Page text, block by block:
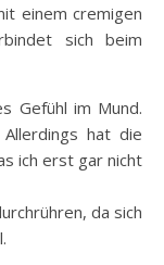
einem cremigen
sich beim
Gefühl im Mund.
Allerdings hat die
ich erst gar nicht
da sich